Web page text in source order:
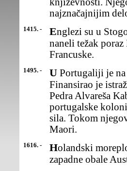
najznačajnijim
1415. - Englezi su u Stogodišnjem ratu, pod komandom kralja Henrija V,
naneli težak
Francuske.
1495. - U Portugaliji je na presto stupio kralj Manuel I Veliki ili Srećni.
Finansirao je
Pedra Alvareša
portugalske
sila. Tokom
Maori.
1616. - Holandski moreplovac Dirk Hartog na putu prema Javi otkrio je
zapadne obale